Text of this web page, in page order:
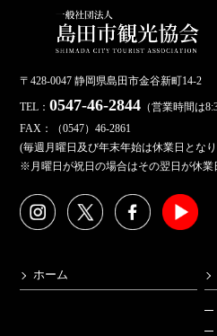
〒428-0047 静岡県島田市金谷新町14-2
TEL：0547-46-2844 （営業時間は
FAX：（0547）46-2861
(毎週月曜日及び年末年始は休業日となり
※月曜日が祝日の場合はその翌日が休業
ホーム